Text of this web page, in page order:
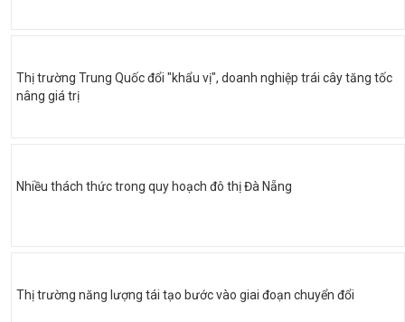
Thị trường Trung Quốc đổi "khẩu vị", doanh nghiệp trái cây tăng tốc
nâng giá trị
Nhiều thách thức trong quy hoạch đô thị Đà Nẵng
Thị trường năng lượng tái tạo bước vào giai đoạn chuyển đổi